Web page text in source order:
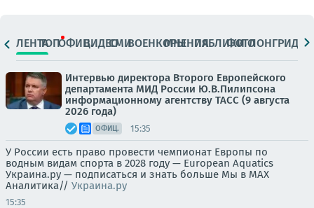
ЛЕНТАТОПОФИЦ.ВИДЕОСМИВОЕНКОРЫМНЕНИЯПАБЛИКИ
ФОТОЛОНГРИДЫ
Интервью директора Второго Европейского
департамента МИД России Ю.В.Пилипсона
информационному агентству ТАСС (9 августа
2026 года)
ОФИЦ. 15:35
У России есть право провести чемпионат Европы по
водным видам спорта в 2028 году — European Aquatics
Украина.ру — подписаться и знать больше Мы в MAX
Аналитика// Украина.ру
15:35